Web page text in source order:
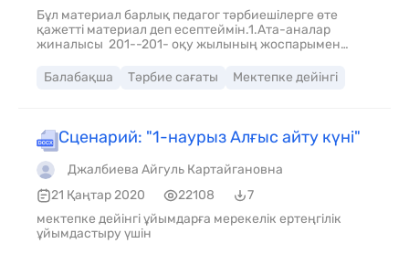
Бұл материал барлық педагог тәрбиешілерге өте
қажетті материал деп есептеймін.1.Ата-аналар
жиналысы 201--201- оқу жылының жоспарымен
жүргізу 3.Баяндама Т/бы: «Отбасы мен балабақша
ынтымақтастығы» 1.Кеңес беру «Бала өмірінде
1.Ақыл-кеңес «Балаңыздың сұрағына қалай жауап
бересіз?» 2. Сұрақ-жауап (ата-аналарды
толғандырып жүрген сұрақтарын тыңдау,оларды
шешу)
Балабақша Тәрбие сағаты Мектепке дейінгі
Сценарий: "1-наурыз Алғыс айту күні"
Джалбиева Айгуль Картайгановна
21 Қаңтар 2020
22108
7
мектепке дейінгі ұйымдарға мерекелік ертеңгілік
ұйымдастыру үшін